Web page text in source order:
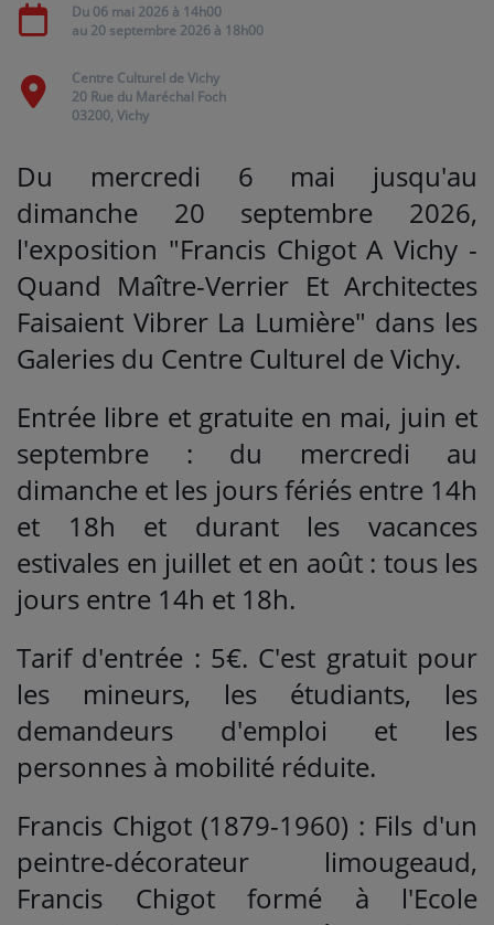
PODCASTS
Agenda
Titres diffusés
Se connecter
Du 06 mai 2026 à 14h00
au 20 septembre 2026 à 18h00
Centre Culturel de Vichy
20 Rue du Maréchal Foch
03200, Vichy
Du mercredi 6 mai jusqu'au
dimanche 20 septembre 2026,
l'exposition "Francis Chigot A Vichy -
Quand Maître-Verrier Et Architectes
Faisaient Vibrer La Lumière" dans les
Galeries du Centre Culturel de Vichy.
Entrée libre et gratuite en mai, juin et
septembre : du mercredi au
dimanche et les jours fériés entre 14h
et 18h et durant les vacances
estivales en juillet et en août : tous les
jours entre 14h et 18h.
Tarif d'entrée : 5€. C'est gratuit pour
les mineurs, les étudiants, les
demandeurs d'emploi et les
personnes à mobilité réduite.
Francis Chigot (1879-1960) : Fils d'un
peintre-décorateur limougeaud,
Francis Chigot formé à l'Ecole